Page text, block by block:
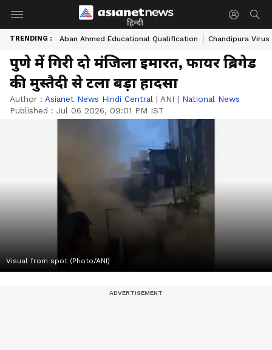
हिन्दी
TRENDING : Aban Ahmed Educational Qualification Chandipura
पुणे में गिरी दो मंजिला इमारत, फायर ब्रिगेड
की मुस्तैदी से टला बड़ा हादसा
Author : Asianet News Hindi Central | ANI | National News
Published : Jul 06 2026, 09:01 PM IST
Visual from spot (Photo/ANI)